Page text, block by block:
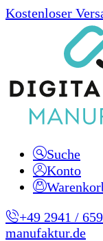
Kostenloser
Suche
Konto
+49 2941 /
manufaktur.de